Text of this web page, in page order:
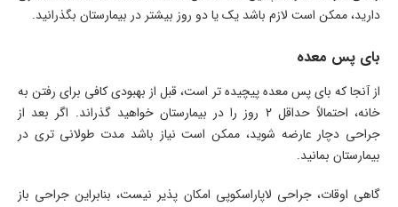
دارید، ممکن است لازم باشد یک یا دو روز بیشتر در بیمارستان بگذرانید.
بای پس معده
از آنجا که بای پس معده پیچیده تر است، قبل از بهبودی کافی برای رفتن به
خانه، احتمالاً حداقل 2 روز را در بیمارستان خواهید گذراند. اگر بعد از
جراحی دچار عارضه شوید، ممکن است نیاز باشد مدت طولانی تری در
بیمارستان بمانید.
گاهی اوقات، جراحی لاپاراسکوپی امکان پذیر نیست، بنابراین جراحی باز